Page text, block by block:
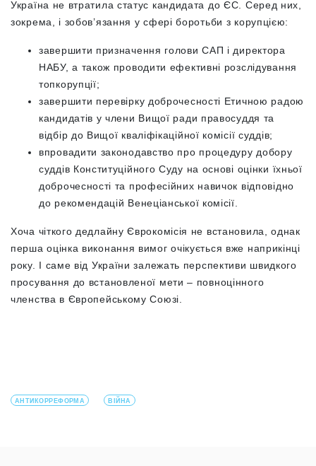
Україна не втратила статус кандидата до ЄС. Серед них,
зокрема, і зобов’язання у сфері боротьби з корупцією:
завершити призначення голови САП і директора
НАБУ, а також проводити ефективні розслідування
топкорупції;
завершити перевірку доброчесності Етичною радою
кандидатів у члени Вищої ради правосуддя та
відбір до Вищої кваліфікаційної комісії суддів;
впровадити законодавство про процедуру добору
суддів Конституційного Суду на основі оцінки їхньої
доброчесності та професійних навичок відповідно
до рекомендацій Венеціанської комісії.
Хоча чіткого дедлайну Єврокомісія не встановила, однак
перша оцінка виконання вимог очікується вже наприкінці
року. І саме від України залежать перспективи швидкого
просування до встановленої мети – повноцінного
членства в Європейському Союзі.
АНТИКОРРЕФОРМА ВІЙНА